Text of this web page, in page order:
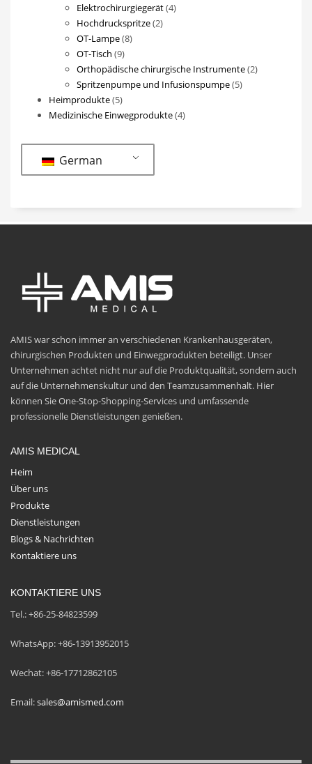
Elektrochirurgiegerät 44
Hochdruckspritze 22
OT-Lampe 88
OT-Tisch 99
Produkte
Orthopädische chirurgische Instrumente 22
Spritzenpumpe und Infusionspumpe 55
Heimprodukte 55
Produkte
Medizinische Einwegprodukte 44
German
AMIS war schon immer an verschiedenen Krankenhausgeräten,
chirurgischen Produkten und Einwegprodukten beteiligt. Unser
Unternehmen achtet nicht nur auf die Produktqualität, sondern auch
auf die Unternehmenskultur und den Teamzusammenhalt. Hier
können Sie One-Stop-Shopping-Services und umfassende
professionelle Dienstleistungen genießen.
AMIS MEDICAL
Heim
Über uns
Produkte
Dienstleistungen
Blogs & Nachrichten
Kontaktiere uns
KONTAKTIERE UNS
Tel.: +86-25-84823599
WhatsApp: +86-13913952015
Wechat: +86-17712862105
Email:sales@amismed.com